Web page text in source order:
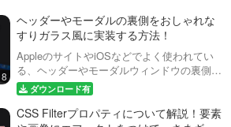
ヘッダーやモーダルの裏側をおしゃれな
すりガラス風に実装する方法！
AppleのサイトやiOSなどでよく使われてい
る、ヘッダーやモーダルウィンドウの裏側を
ぼかしてすりガラス風にする実装をしてみま
しょう！具体的には、backdrop-filter（バッ
クドロップフィル…
ダウンロード有
CSS Filterプロパティについて解説！要素